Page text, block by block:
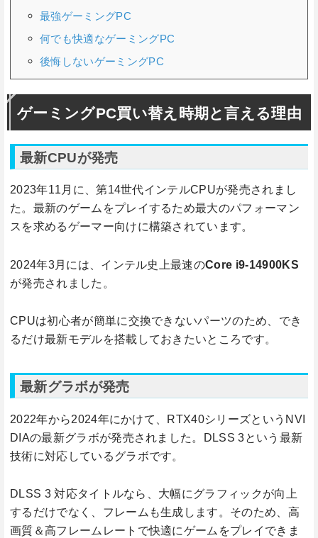
最強ゲーミングPC
何でも快適なゲーミングPC
後悔しないゲーミングPC
ゲーミングPC買い替え時期と言える理由
最新CPUが発売
2023年11月に、第14世代インテルCPUが発売されまし
た。最新のゲームをプレイするため最大のパフォーマン
スを求めるゲーマー向けに構築されています。
2024年3月には、インテル史上最速のCore i9-14900KS
が発売されました。
CPUは初心者が簡単に交換できないパーツのため、でき
るだけ最新モデルを搭載しておきたいところです。
最新グラボが発売
2022年から2024年にかけて、RTX40シリーズというNVI
DIAの最新グラボが発売されました。DLSS 3という最新
技術に対応しているグラボです。
DLSS 3 対応タイトルなら、大幅にグラフィックが向上
するだけでなく、フレームも生成します。そのため、高
画質＆高フレームレートで快適にゲームをプレイできま